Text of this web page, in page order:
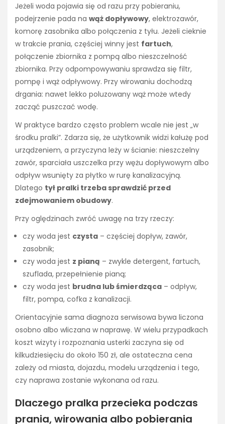
Jeżeli woda pojawia się od razu przy pobieraniu,
podejrzenie pada na wąż dopływowy, elektrozawór,
komorę zasobnika albo połączenia z tyłu. Jeżeli cieknie
w trakcie prania, częściej winny jest fartuch,
połączenie zbiornika z pompą albo nieszczelność
zbiornika. Przy odpompowywaniu sprawdza się filtr,
pompę i wąż odpływowy. Przy wirowaniu dochodzą
drgania: nawet lekko poluzowany wąż może wtedy
zacząć puszczać wodę.
W praktyce bardzo często problem wcale nie jest „w
środku pralki”. Zdarza się, że użytkownik widzi kałużę pod
urządzeniem, a przyczyna leży w ścianie: nieszczelny
zawór, sparciała uszczelka przy wężu dopływowym albo
odpływ wsunięty za płytko w rurę kanalizacyjną.
Dlatego tył pralki trzeba sprawdzić przed
zdejmowaniem obudowy.
Przy oględzinach zwróć uwagę na trzy rzeczy:
czy woda jest czysta – częściej dopływ, zawór,
zasobnik;
czy woda jest z pianą – zwykle detergent, fartuch,
szuflada, przepełnienie pianą;
czy woda jest brudna lub śmierdząca – odpływ,
filtr, pompa, cofka z kanalizacji.
Orientacyjnie sama diagnoza serwisowa bywa liczona
osobno albo wliczana w naprawę. W wielu przypadkach
koszt wizyty i rozpoznania usterki zaczyna się od
kilkudziesięciu do około 150 zł, ale ostateczna cena
zależy od miasta, dojazdu, modelu urządzenia i tego,
czy naprawa zostanie wykonana od razu.
Dlaczego pralka przecieka podczas
prania, wirowania albo pobierania